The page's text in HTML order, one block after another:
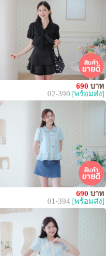
690 บาท
02-390 [พร้อมส่ง]
690 บาท
01-394 [พร้อมส่ง]